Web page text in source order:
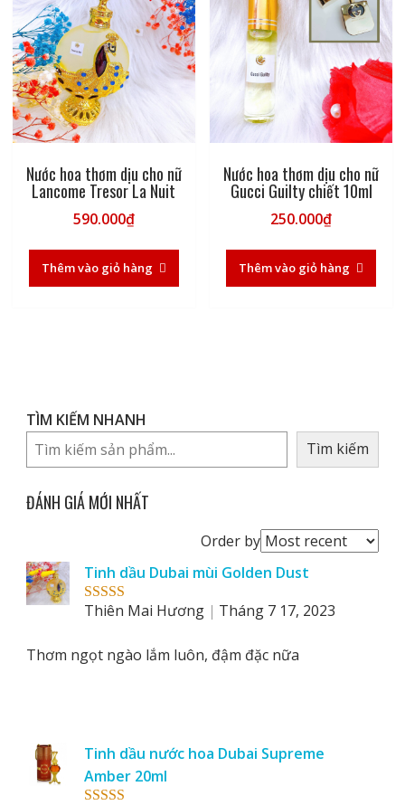
Nước hoa thơm dịu cho nữ
Lancome Tresor La Nuit
590.000₫
Thêm vào giỏ hàng
Nước hoa thơm dịu cho nữ
Gucci Guilty chiết 10ml
250.000₫
Thêm vào giỏ hàng
TÌM KIẾM NHANH
Tìm kiếm
ĐÁNH GIÁ MỚI NHẤT
Order byOrder
by
Rated5 out
Tinh dầu Dubai mùi Golden Dust
Thiên Mai Hương
Tháng 7 17, 2023
Thơm ngọt ngào lắm luôn, đậm đặc nữa
Tinh dầu nước hoa Dubai Supreme
Amber 20ml